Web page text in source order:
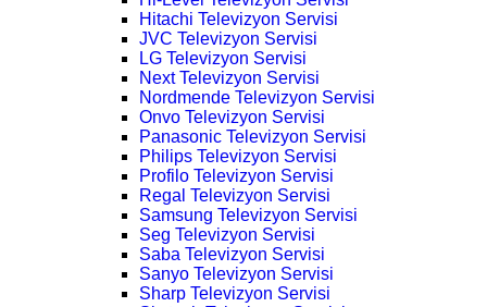
Hitachi Televizyon Servisi
JVC Televizyon Servisi
LG Televizyon Servisi
Next Televizyon Servisi
Nordmende Televizyon Servisi
Onvo Televizyon Servisi
Panasonic Televizyon Servisi
Philips Televizyon Servisi
Profilo Televizyon Servisi
Regal Televizyon Servisi
Samsung Televizyon Servisi
Seg Televizyon Servisi
Saba Televizyon Servisi
Sanyo Televizyon Servisi
Sharp Televizyon Servisi